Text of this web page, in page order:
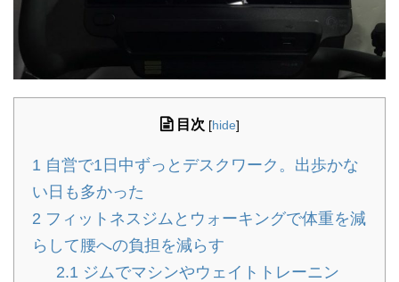
目次 [hide]
1 自営で1日中ずっとデスクワーク。出歩かな
い日も多かった
2 フィットネスジムとウォーキングで体重を減
らして腰への負担を減らす
2.1 ジムでマシンやウェイトトレーニン